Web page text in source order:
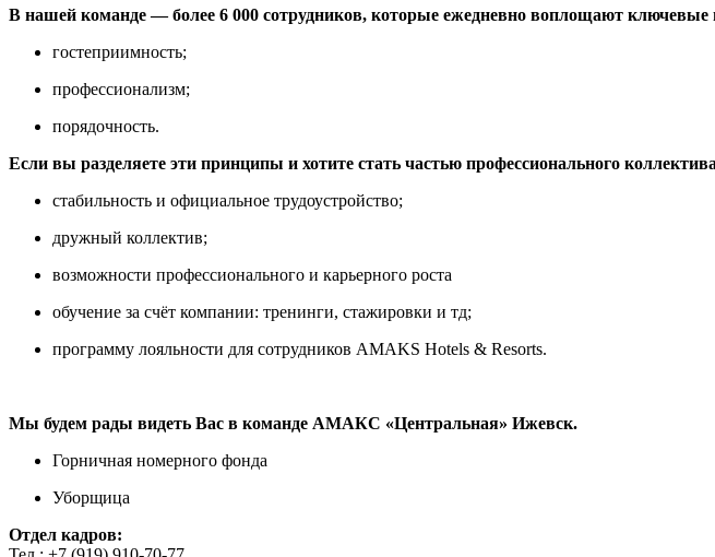
В нашей команде — более 6 000 сотрудников, которые ежедневно воплощают ключевые
гостеприимность;
профессионализм;
порядочность.
Если вы разделяете эти принципы и хотите стать частью профессионального
стабильность и официальное трудоустройство;
дружный коллектив;
возможности профессионального и карьерного роста
обучение за счёт компании: тренинги, стажировки и тд;
программу лояльности для сотрудников AMAKS Hotels & Resorts.
Мы будем рады видеть Вас в команде АМАКС «Центральная» Ижевск.
Горничная номерного фонда
Уборщица
Отдел кадров: